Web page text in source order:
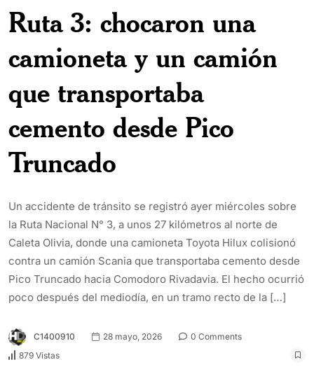
Ruta 3: chocaron una
camioneta y un camión
que transportaba
cemento desde Pico
Truncado
Un accidente de tránsito se registró ayer miércoles sobre
la Ruta Nacional N° 3, a unos 27 kilómetros al norte de
Caleta Olivia, donde una camioneta Toyota Hilux colisionó
contra un camión Scania que transportaba cemento desde
Pico Truncado hacia Comodoro Rivadavia. El hecho ocurrió
poco después del mediodía, en un tramo recto de la […]
C1400910 28 mayo, 2026
0 Comments
879 Vistas